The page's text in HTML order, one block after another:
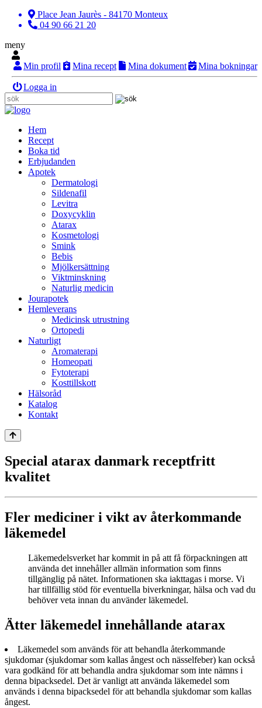
Place Jean Jaurès - 84170 Monteux
04 90 66 21 20
meny
Min profil Mina recept Mina dokument Mina bokningar
Logga in
Hem
Recept
Boka tid
Erbjudanden
Apotek
Dermatologi
Sildenafil
Levitra
Doxycyklin
Atarax
Kosmetologi
Smink
Bebis
Mjölkersättning
Viktminskning
Naturlig medicin
Jourapotek
Hemleverans
Medicinsk utrustning
Ortopedi
Naturligt
Aromaterapi
Homeopati
Fytoterapi
Kosttillskott
Hälsoråd
Katalog
Kontakt
Special atarax danmark receptfritt
kvalitet
Fler mediciner i vikt av återkommande
läkemedel
Läkemedelsverket har kommit in på att få förpackningen att
använda det innehåller allmän information som finns
tillgänglig på nätet. Informationen ska iakttagas i morse. Vi
har tillfällig stöd för eventuella biverkningar, hälsa och vad du
behöver veta innan du använder läkemedel.
Ätter läkemedel innehållande atarax
Läkemedel som används för att behandla återkommande
sjukdomar (sjukdomar som kallas ångest och nässelfeber) kan också
vara godkänd för att behandla andra sjukdomar som inte nämns i
denna bipacksedel. Det är vanligt att använda läkemedel som
används i denna bipacksedel för att behandla sjukdomar som kallas
ångest.